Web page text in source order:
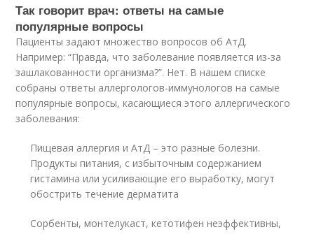
Так говорит врач: ответы на самые
популярные вопросы
Пациенты задают множество вопросов об АтД.
Например: “Правда, что заболевание появляется из-за
зашлакованности организма?”. Нет. В нашем списке
собраны ответы аллергологов-иммунологов на самые
популярные вопросы, касающиеся этого аллергического
заболевания:
Пищевая аллергия и АтД – это разные болезни.
Продукты питания, с избыточным содержанием
гистамина или усиливающие его выработку, могут
обострить течение дерматита
Сорбенты, монтелукаст, кетотифен неэффективны,